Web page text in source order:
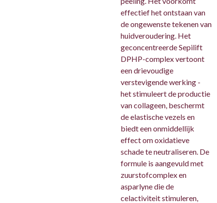
effectief het ontstaan van
de ongewenste tekenen van
huidveroudering. Het
geconcentreerde Sepilift
DPHP-complex vertoont
een drievoudige
verstevigende werking -
het stimuleert de productie
van collageen, beschermt
de elastische vezels en
biedt een onmiddellijk
effect om oxidatieve
schade te neutraliseren. De
formule is aangevuld met
zuurstofcomplex en
asparlyne die de
celactiviteit stimuleren,